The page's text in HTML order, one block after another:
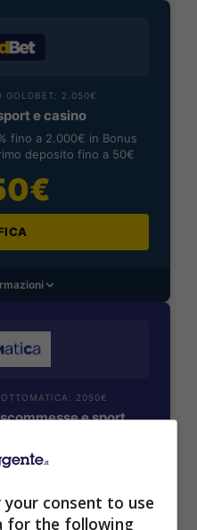
GOLDBET: 2.050€
e casino
fino a 2.000€ in Bonus
deposito fino a 50€
2050€
e sport
fino a 2000€ in Bonus
consent to use
for the following